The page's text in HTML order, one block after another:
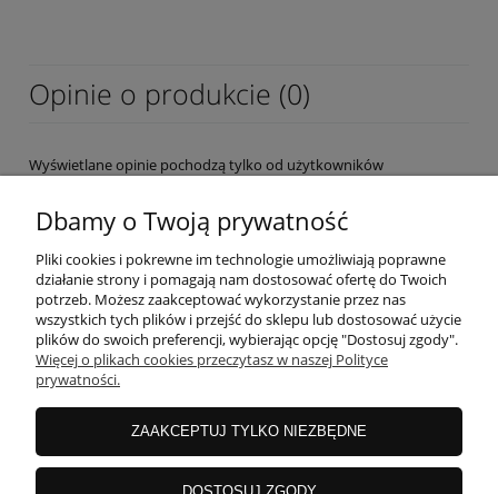
Opinie o produkcie (0)
Wyświetlane opinie pochodzą tylko od użytkowników
OBSŁUGA KLIENTA
MOJE KONTO
INFORMACJE
Dbamy o Twoją prywatność
Pliki cookies i pokrewne im technologie umożliwiają poprawne
działanie strony i pomagają nam dostosować ofertę do Twoich
potrzeb. Możesz zaakceptować wykorzystanie przez nas
wszystkich tych plików i przejść do sklepu lub dostosować użycie
plików do swoich preferencji, wybierając opcję "Dostosuj zgody".
Więcej o plikach cookies przeczytasz w naszej Polityce
prywatności.
ZAAKCEPTUJ TYLKO NIEZBĘDNE